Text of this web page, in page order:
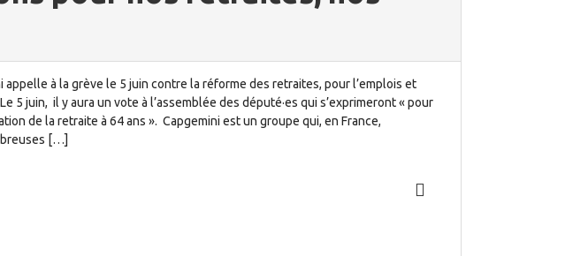
appelle à la grève le 5 juin contre la réforme des retraites, pour l’emplois et
5 juin, il y aura un vote à l’assemblée des député·es qui s’exprimeront « pour
de la retraite à 64 ans ». Capgemini est un groupe qui, en France,
[…]